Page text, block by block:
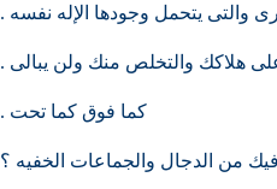
والتى يتحمل وجودها الإله نفسه .
هلاكك والتخلص منك ولن يبالى .
كما فوق كما تحت .
من الدجال والجماعات الخفيه ؟